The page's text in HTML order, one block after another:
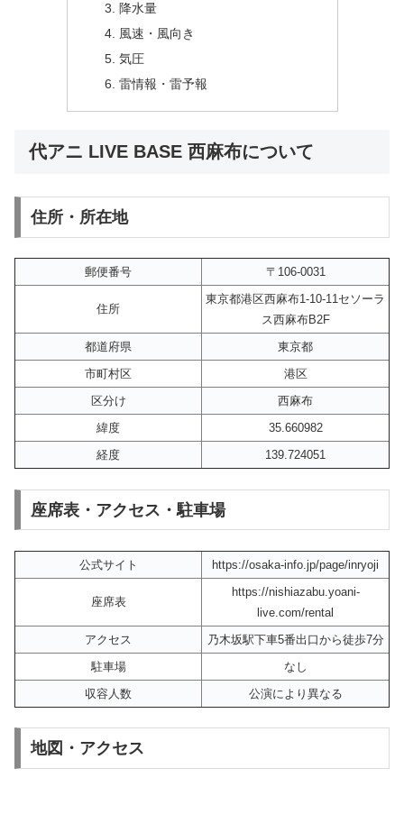
降水量
風速・風向き
気圧
雷情報・雷予報
代アニ LIVE BASE 西麻布について
住所・所在地
郵便番号 〒106-0031
住所
東京都港区西麻布1-10-11セソーラ
ス西麻布B2F
都道府県
東京都
市町村区
港区
区分け
西麻布
緯度
35.660982
経度
139.724051
座席表・アクセス・駐車場
公式サイト https://osaka-info.jp/page/inryoji
座席表
https://nishiazabu.yoani-
live.com/rental
アクセス
乃木坂駅下車5番出口から徒歩7分
駐車場
なし
収容人数
公演により異なる
地図・アクセス